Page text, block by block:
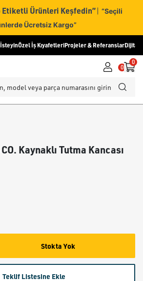
Etiketli Ürünleri Keşfedin” | “Seçili
Ücretsiz Kargo”
Özel İş KıyafetleriProjeler & ReferanslarDijital
0
0
Kaynaklı Tutma Kancası
Stokta Yok
Teklif Listesine Ekle